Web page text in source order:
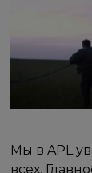
Мы в APL
всех.